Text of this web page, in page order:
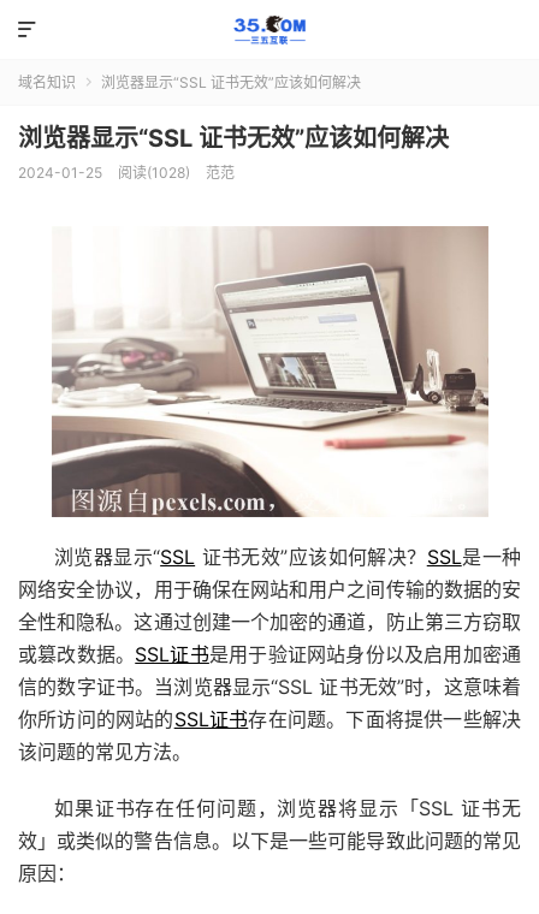

域名知识  浏览器显示“SSL 证书无效”应该如何解决
浏览器显示“SSL 证书无效”应该如何解决
2024-01-25 阅读(1028) 范范
浏览器显示“SSL 证书无效”应该如何解决？ SSL是一种
网络安全协议，用于确保在网站和用户之间传输的数据的安
全性和隐私。这通过创建一个加密的通道，防止第三方窃取
或篡改数据。 SSL证书是用于验证网站身份以及启用加密通
信的数字证书。当浏览器显示“SSL 证书无效”时，这意味着
你所访问的网站的SSL证书存在问题。下面将提供一些解决
该问题的常见方法。
如果证书存在任何问题，浏览器将显示「SSL 证书无
效」或类似的警告信息。以下是一些可能导致此问题的常见
原因：